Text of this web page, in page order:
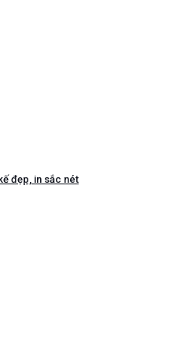
đẹp, in sắc nét